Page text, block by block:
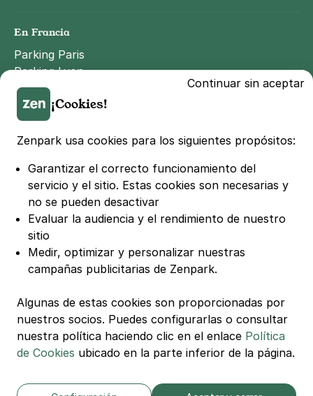
En Francia
Parking Paris
Parking Lyon
Parking Marseille
Parking Toulouse
Parking Lille
Parking Bordeaux
© Zenpark Todos los derechos reservados.
Términos Generales de Uso
Términos Generales de Venta de Aparcamiento
Términos Generales de Venta de Recarga
Política de Privacidad
Política de Cookies
Configuración de cookies
Avisos legales
Carta de Transparencia
Continuar sin aceptar
¡Cookies!
Zenpark usa cookies para los siguientes propósitos:
Garantizar el correcto funcionamiento del
servicio y el sitio. Estas cookies son necesarias y
no se pueden desactivar
Evaluar la audiencia y el rendimiento de nuestro
sitio
Medir, optimizar y personalizar nuestras
campañas publicitarias de Zenpark.
Algunas de estas cookies son proporcionadas por
nuestros socios. Puedes configurarlas o consultar
nuestra política haciendo clic en el enlace Política
de Cookies ubicado en la parte inferior de la página.